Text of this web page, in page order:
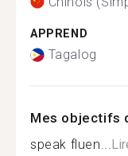
APPREND
Tagalog
Mes objectifs
speak fluen...